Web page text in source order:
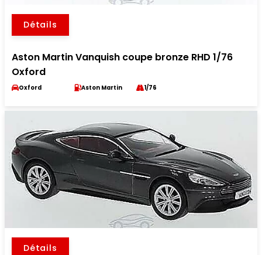
Détails
Aston Martin Vanquish coupe bronze RHD 1/76
Oxford
Oxford Aston Martin 1/76
Détails